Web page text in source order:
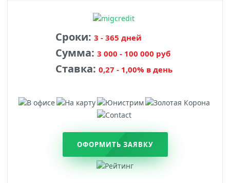
Сроки: 3 - 365 дней
Сумма: 3 000 - 100 000 руб
Ставка: 0,27 - 1,00% в день
ОФОРМИТЬ ЗАЯВКУ